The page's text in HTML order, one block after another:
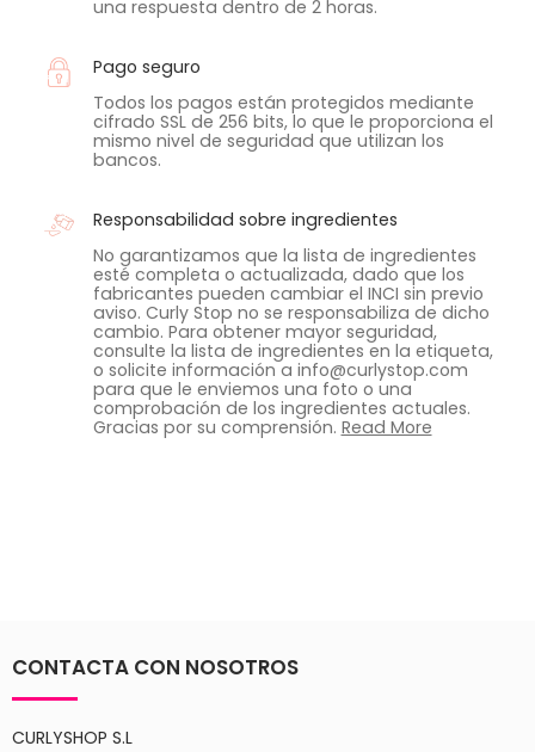
una respuesta dentro de 2 horas.
Pago seguro
Todos los pagos están protegidos mediante
cifrado SSL de 256 bits, lo que le proporciona el
mismo nivel de seguridad que utilizan los
bancos.
Responsabilidad sobre ingredientes
No garantizamos que la lista de ingredientes
esté completa o actualizada, dado que los
fabricantes pueden cambiar el INCI sin previo
aviso. Curly Stop no se responsabiliza de dicho
cambio. Para obtener mayor seguridad,
consulte la lista de ingredientes en la etiqueta,
o solicite información a info@curlystop.com
para que le enviemos una foto o una
comprobación de los ingredientes actuales.
Gracias por su comprensión. Read More
CONTACTA CON NOSOTROS
CURLYSHOP S.L